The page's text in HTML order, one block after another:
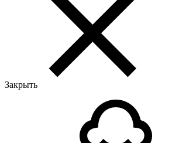
Закрыть